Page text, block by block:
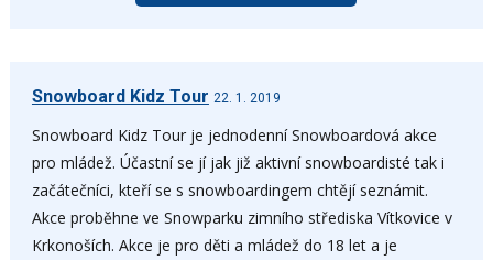
Snowboard Kidz Tour 22. 1. 2019
Snowboard Kidz Tour je jednodenní Snowboardová akce
pro mládež. Účastní se jí jak již aktivní snowboardisté tak i
začátečníci, kteří se s snowboardingem chtějí seznámit.
Akce proběhne ve Snowparku zimního střediska Vítkovice v
Krkonoších. Akce je pro děti a mládež do 18 let a je